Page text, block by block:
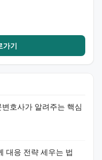
기
호사가 알려주는 핵심
대응 전략 세우는 법